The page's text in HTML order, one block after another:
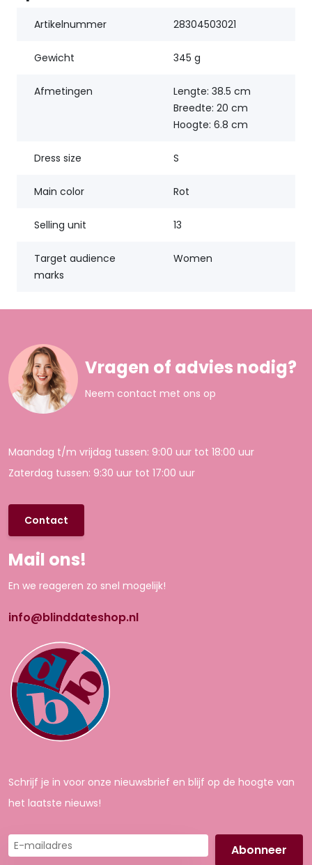
Artikelnummer 28304503021
Gewicht 345 g
Afmetingen
Lengte: 38.5 cm
Breedte: 20 cm
Hoogte: 6.8 cm
Dress size S
Main color Rot
Selling unit 13
Target audience
marks
Women
Vragen of advies nodig?
Neem contact met ons op
Maandag t/m vrijdag tussen: 9:00 uur tot 18:00 uur
Zaterdag tussen: 9:30 uur tot 17:00 uur
Contact
Mail ons!
En we reageren zo snel mogelijk!
info@blinddateshop.nl
Schrijf je in voor onze nieuwsbrief en blijf op de hoogte van
het laatste nieuws!
E-
mailadres